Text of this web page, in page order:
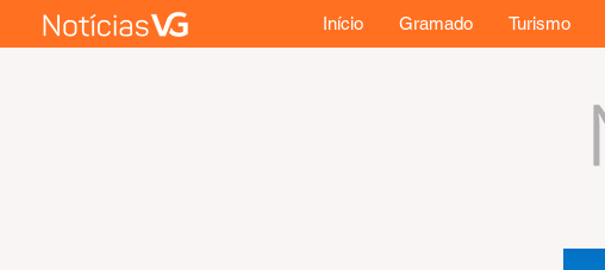
Início Gramado Turismo